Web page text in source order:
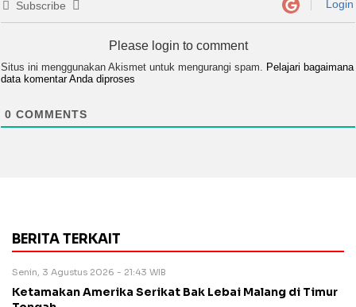
Subscribe Login
Please login to comment
Situs ini menggunakan Akismet untuk mengurangi spam. Pelajari bagaimana
data komentar Anda diproses
0 COMMENTS
BERITA TERKAIT
Senin, 3 Agustus 2026 - 21:43 WIB
Ketamakan Amerika Serikat Bak Lebai Malang di Timur